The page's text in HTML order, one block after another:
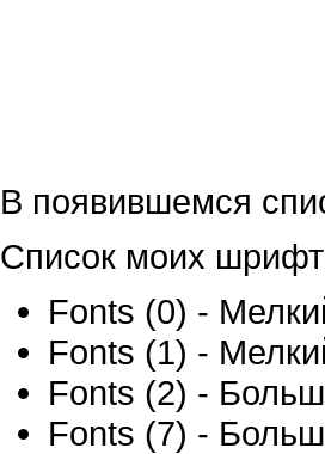
В появившемся
Список моих
Fonts (0) -
Fonts (1) -
Fonts (2) -
Fonts (7) -